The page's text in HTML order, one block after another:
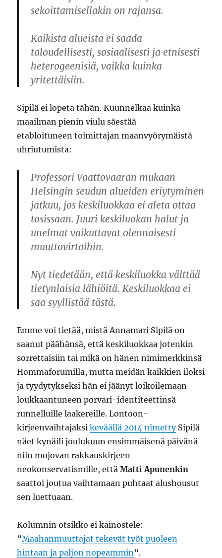
sekoittamisellakin on rajansa.
Kaikista alueista ei saada
taloudellisesti, sosiaalisesti ja etnisesti
heterogeenisiä, vaikka kuinka
yritettäisiin.
Sipilä ei lopeta tähän. Kuunnelkaa kuinka
maailman pienin viulu säestää
etabloituneen toimittajan maanvyörymäistä
uhriutumista:
Professori Vaattovaaran mukaan
Helsingin seudun alueiden eriytyminen
jatkuu, jos keskiluokkaa ei aleta ottaa
tosissaan. Juuri keskiluokan halut ja
unelmat vaikuttavat olennaisesti
muuttovirtoihin.
Nyt tiedetään, että keskiluokka välttää
tietynlaisia lähiöitä. Keskiluokkaa ei
saa syyllistää tästä.
Emme voi tietää, mistä Annamari Sipilä on
saanut päähänsä, että keskiluokkaa jotenkin
sorrettaisiin tai mikä on hänen nimimerkkinsä
Hommaforumilla, mutta meidän kaikkien iloksi
ja tyydytykseksi hän ei jäänyt loikoilemaan
loukkaantuneen porvari-identiteettinsä
runnelluille laakereille. Lontoon-
kirjeenvaihtajaksikeväällä 2014 nimettySipilä
näet kynäili joulukuun ensimmäisenä päivänä
niin mojovan rakkauskirjeen
neokonservatismille, ettäMatti Apunenkin
saattoi joutua vaihtamaan puhtaat alushousut
sen luettuaan.
Kolumnin otsikko ei kainostele:
”Maahanmuuttajat tekevät työt puoleen
hintaan ja paljon nopeammin”.